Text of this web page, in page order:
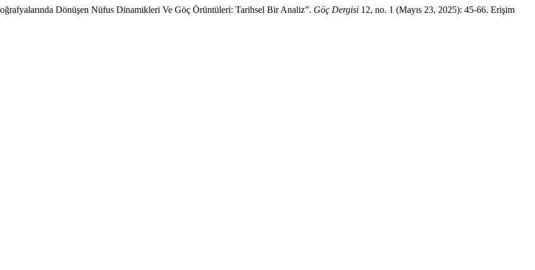
Dönüşen Nüfus Dinamikleri Ve Göç Örüntüleri: Tarihsel Bir Analiz”. Göç Dergisi 12, no. 1 (Mayıs 23, 2025): 45-66. Erişim